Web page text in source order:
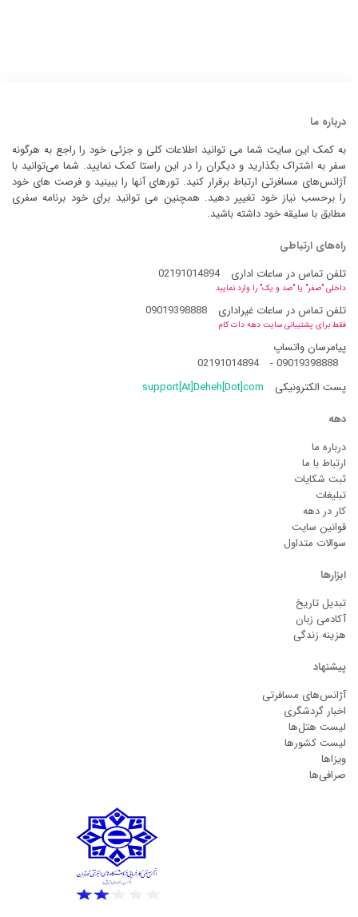
درباره ما
به کمک این سایت شما می توانید اطلاعات کلی و جزئی خود را راجع به هرگونه
سفر به اشتراک بگذارید و دیگران را در این راستا کمک نمایید. شما می‌توانید با
آژانس‌های مسافرتی ارتباط برقرار کنید. تورهای آنها را ببینید و فرصت های خود
را برحسب نیاز خود تغییر دهید. همچنین می توانید برای خود برنامه سفری
مطابق با سلیقه خود داشته باشید.
راه‌های ارتباطی
تلفن تماس در ساعات اداری
02191014894
داخلی "صفر" یا "صد و یک" را وارد نمایید
تلفن تماس در ساعات غیراداری 09019398888
فقط برای پشتیبانی سایت دهه دات کام
پیامرسان واتساپ
09019398888
-
02191014894
پست الکترونیکی
support[At]Deheh[Dot]com
دهه
درباره ما
ارتباط با ما
ثبت شکایات
تبلیغات
کار در دهه
قوانین سایت
سوالات متداول
ابزارها
تبدیل تاریخ
آکادمی زبان
هزینه زندگی
پیشنهاد
آژانس‌های مسافرتی
اخبار گردشگری
لیست هتل‌ها
لیست کشورها
ویزاها
صرافی‌ها